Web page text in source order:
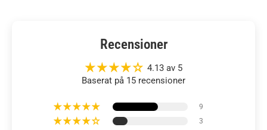
Recensioner
4.13 av 5
Baserat på 15 recensioner
9
3